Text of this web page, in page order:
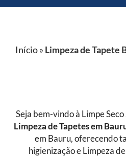
Início» Limpeza de Tapete
Seja bem-vindo à Limpe Seco
Limpeza de Tapetesem
em Bauru, oferecendo
higienização e Limpeza